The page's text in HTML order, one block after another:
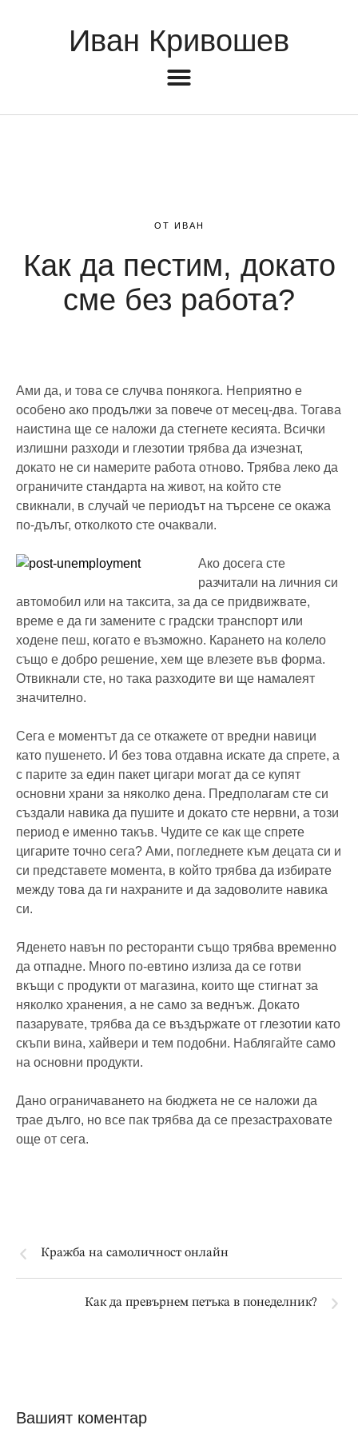
Иван Кривошев
ОТ ИВАН
Как да пестим, докато
сме без работа?
Ами да, и това се случва понякога. Неприятно е
особено ако продължи за повече от месец-два. Тогава
наистина ще се наложи да стегнете кесията. Всички
излишни разходи и глезотии трябва да изчезнат,
докато не си намерите работа отново. Трябва леко да
ограничите стандарта на живот, на който сте
свикнали, в случай че периодът на търсене се окажа
по-дълъг, отколкото сте очаквали.
Ако досега сте
разчитали на личния си
автомобил или на таксита, за да се придвижвате,
време е да ги замените с градски транспорт или
ходене пеш, когато е възможно. Карането на колело
също е добро решение, хем ще влезете във форма.
Отвикнали сте, но така разходите ви ще намалеят
значително.
Сега е моментът да се откажете от вредни навици
като пушенето. И без това отдавна искате да спрете, а
с парите за един пакет цигари могат да се купят
основни храни за няколко дена. Предполагам сте си
създали навика да пушите и докато сте нервни, а този
период е именно такъв. Чудите се как ще спрете
цигарите точно сега? Ами, погледнете към децата си и
си представете момента, в който трябва да избирате
между това да ги нахраните и да задоволите навика
си.
Яденето навън по ресторанти също трябва временно
да отпадне. Много по-евтино излиза да се готви
вкъщи с продукти от магазина, които ще стигнат за
няколко хранения, а не само за веднъж. Докато
пазарувате, трябва да се въздържате от глезотии като
скъпи вина, хайвери и тем подобни. Наблягайте само
на основни продукти.
Дано ограничаването на бюджета не се наложи да
трае дълго, но все пак трябва да се презастраховате
още от сега.
Кражба на самоличност онлайн
Как да превърнем петъка в понеделник?
Вашият коментар